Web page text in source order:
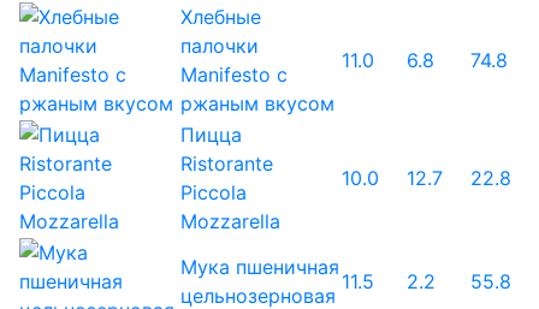
Хлебные
палочки
Manifesto с
ржаным вкусом
11.0 6.8 74.8
Пицца
Ristorante
Piccola
Mozzarella
10.0 12.7 22.8
Мука пшеничная
цельнозерновая
11.5 2.2 55.8